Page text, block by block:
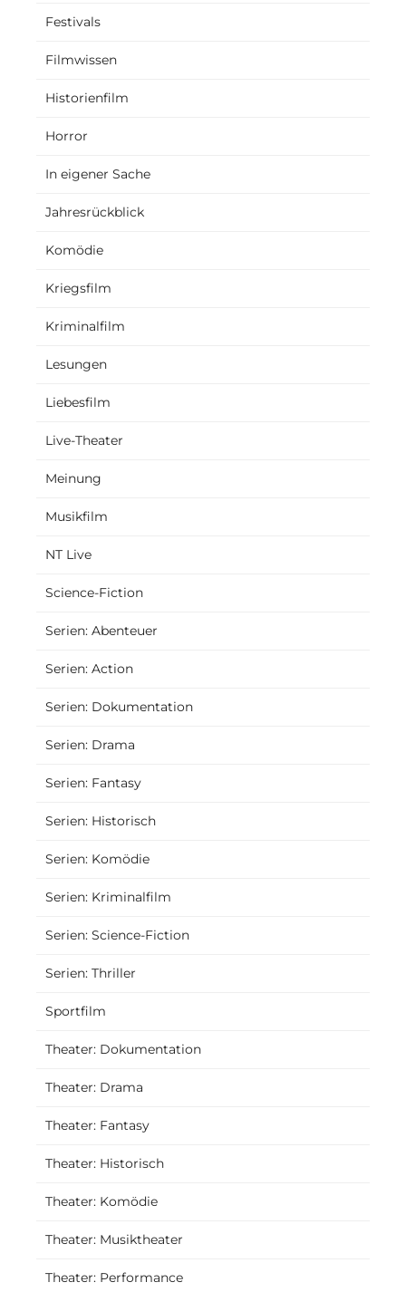
Festivals
Filmwissen
Historienfilm
Horror
In eigener Sache
Jahresrückblick
Komödie
Kriegsfilm
Kriminalfilm
Lesungen
Liebesfilm
Live-Theater
Meinung
Musikfilm
NT Live
Science-Fiction
Serien: Abenteuer
Serien: Action
Serien: Dokumentation
Serien: Drama
Serien: Fantasy
Serien: Historisch
Serien: Komödie
Serien: Kriminalfilm
Serien: Science-Fiction
Serien: Thriller
Sportfilm
Theater: Dokumentation
Theater: Drama
Theater: Fantasy
Theater: Historisch
Theater: Komödie
Theater: Musiktheater
Theater: Performance